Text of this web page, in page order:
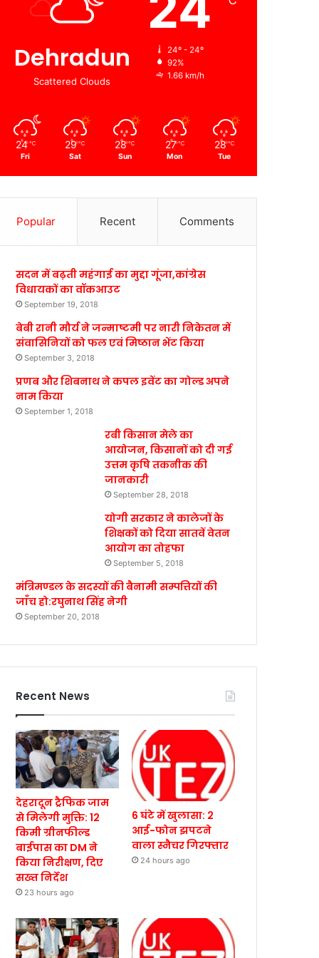
Dehradun
Scattered Clouds
24º - 24º
92%
1.66 km/h
24 ℃
Fri
29 ℃
Sat
28 ℃
Sun
27 ℃
Mon
28 ℃
Tue
Popular Recent Comments
सदन में बढ़ती महंगाई का मुद्दा गूंजा,कांग्रेस
विधायकों का वॉकआउट
September 19, 2018
बेबी रानी मौर्य ने जन्माष्टमी पर नारी निकेतन में
संवासिनियों को फल एवं मिष्ठान भेंट किया
September 3, 2018
प्रणब और शिबनाथ ने कपल इवेंट का गोल्ड अपने
नाम किया
September 1, 2018
रबी किसान मेले का
आयोजन, किसानों को दी गई
उत्तम कृषि तकनीक की
जानकारी
September 28, 2018
योगी सरकार ने कालेजों के
शिक्षकों को दिया सातवें वेतन
आयोग का तोहफा
September 5, 2018
मंत्रिमण्डल के सदस्यों की बैनामी सम्पत्तियों की
जाँच हो:रघुनाथ सिंह नेगी
September 20, 2018
Recent News
देहरादून ट्रैफिक जाम
से मिलेगी मुक्ति: 12
किमी ग्रीनफील्ड
बाईपास का DM ने
किया निरीक्षण, दिए
सख्त निर्देश
23 hours ago
6 घंटे में खुलासा: 2
आई-फोन झपटने
वाला स्नैचर गिरफ्तार
24 hours ago